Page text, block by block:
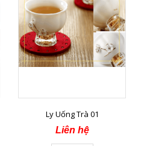
Ly Uống Trà 01
Liên hệ